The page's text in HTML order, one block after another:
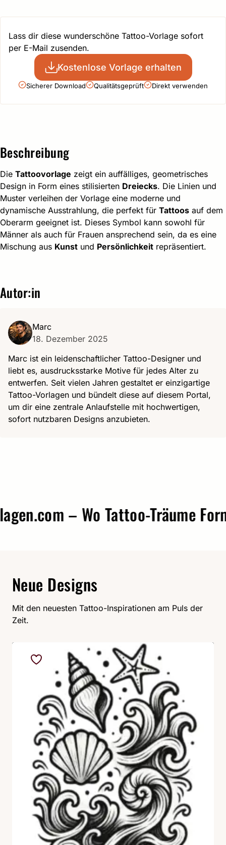
Lass dir diese wunderschöne Tattoo-Vorlage sofort
per E-Mail zusenden.
Kostenlose Vorlage erhalten
Sicherer Download Qualitätsgeprüft Direkt verwenden
Beschreibung
Die Tattoovorlage zeigt ein auffälliges, geometrisches
Design in Form eines stilisierten Dreiecks. Die Linien und
Muster verleihen der Vorlage eine moderne und
dynamische Ausstrahlung, die perfekt für Tattoos auf dem
Oberarm geeignet ist. Dieses Symbol kann sowohl für
Männer als auch für Frauen ansprechend sein, da es eine
Mischung aus Kunst und Persönlichkeit repräsentiert.
Autor:in
Marc
18. Dezember 2025
Marc ist ein leidenschaftlicher Tattoo-Designer und
liebt es, ausdrucksstarke Motive für jedes Alter zu
entwerfen. Seit vielen Jahren gestaltet er einzigartige
Tattoo-Vorlagen und bündelt diese auf diesem Portal,
um dir eine zentrale Anlaufstelle mit hochwertigen,
sofort nutzbaren Designs anzubieten.
– Wo Tattoo-Träume Form
Neue Designs
Mit den neuesten Tattoo-Inspirationen am Puls der
Zeit.